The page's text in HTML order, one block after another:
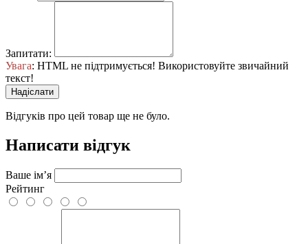
Запитати:
Увага: HTML не підтримується! Використовуйте звичайний
текст!
Надіслати
Відгуків про цей товар ще не було.
Написати відгук
Ваше ім’я
Рейтинг